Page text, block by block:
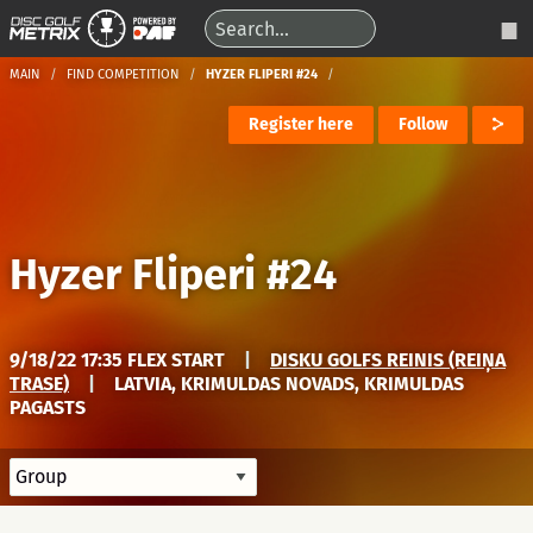
MAIN FIND COMPETITION HYZER FLIPERI #24
Register here Follow
Hyzer Fliperi #24
9/18/22 17:35 FLEX START
DISKU GOLFS REINIS (REIŅA
TRASE)
LATVIA, KRIMULDAS NOVADS, KRIMULDAS
PAGASTS